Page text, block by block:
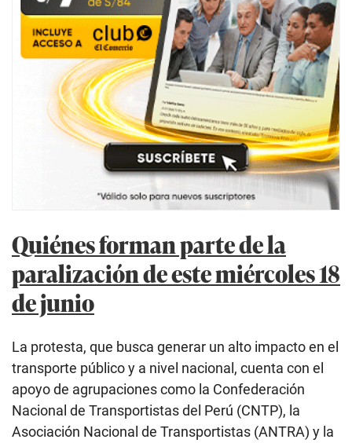
Quiénes forman parte de la
paralización de este miércoles 18
de junio
La protesta, que busca generar un alto impacto en el
transporte público y a nivel nacional, cuenta con el
apoyo de agrupaciones como la Confederación
Nacional de Transportistas del Perú (CNTP), la
Asociación Nacional de Transportistas (ANTRA) y la